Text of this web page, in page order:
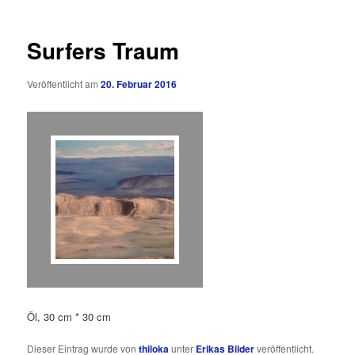
Surfers Traum
Veröffentlicht am20. Februar 2016
Öl, 30 cm * 30 cm
Dieser Eintrag wurde vonthilokaunter Erikas Bilderveröffentlicht.